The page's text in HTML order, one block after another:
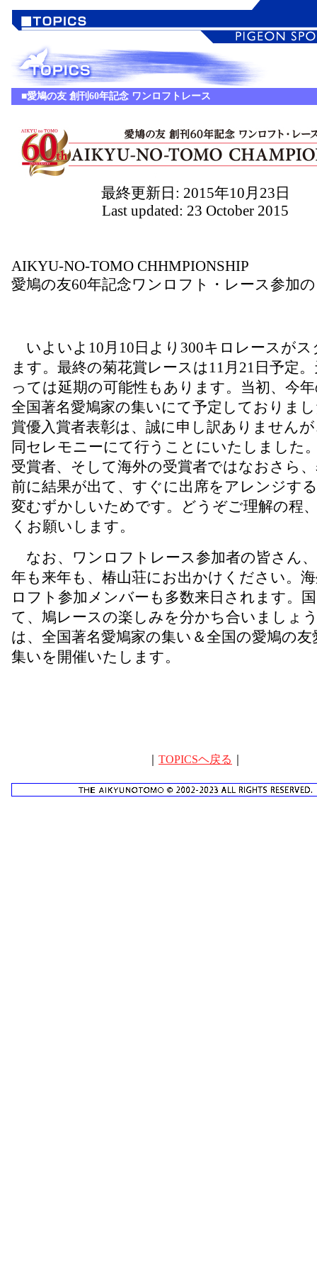
■愛鳩の友 創刊60年記念 ワンロフトレース
最終更新日: 2015年10月23日
Last updated: 23 October 2015
AIKYU-NO-TOMO CHHMPIONSHIP
愛鳩の友60年記念ワンロフト・レース参加
いよいよ10月10日より300キロレースがス
ます。最終の菊花賞レースは11月21日予定
っては延期の可能性もあります。当初、今
全国著名愛鳩家の集いにて予定しておりま
賞優入賞者表彰は、誠に申し訳ありません
同セレモニーにて行うことにいたしました
受賞者、そして海外の受賞者ではなおさら
前に結果が出て、すぐに出席をアレンジす
変むずかしいためです。どうぞご理解の程
くお願いします。
なお、ワンロフトレース参加者の皆さん
年も来年も、椿山荘にお出かけください。
ロフト参加メンバーも多数来日されます。
て、鳩レースの楽しみを分かち合いましょ
は、全国著名愛鳩家の集い＆全国の愛鳩の友
集いを開催いたします。
TOPICSヘ戻る